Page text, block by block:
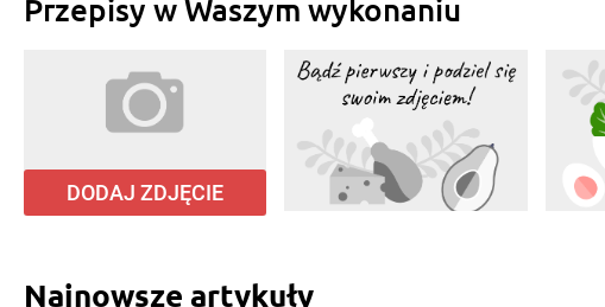
Przepisy w Waszym wykonaniu
DODAJ ZDJĘCIE
Najnowsze artykuły